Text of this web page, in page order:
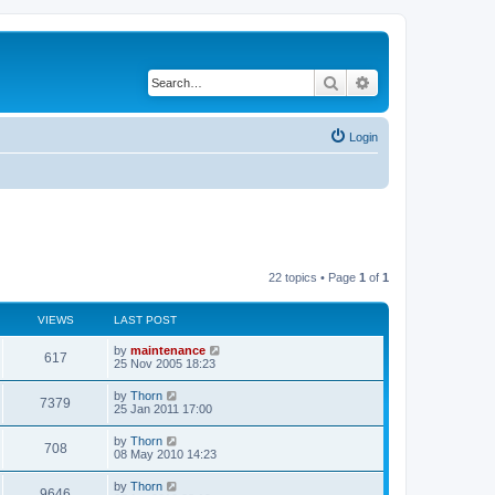
Search
Login
22 topics • Page 1 of 1
VIEWS LAST POST
617 by maintenance
25 Nov 2005 18:23
7379 by Thorn
25 Jan 2011 17:00
708 by Thorn
08 May 2010 14:23
by Thorn